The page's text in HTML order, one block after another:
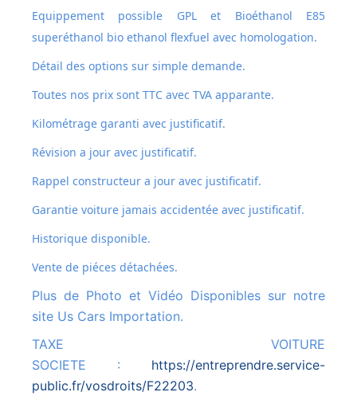
Equippement possible GPL et Bioéthanol E85
superéthanol bio ethanol flexfuel avec homologation.
Détail des options sur simple demande.
Toutes nos prix sont TTC avec TVA apparante.
Kilométrage garanti avec justificatif.
Révision a jour avec justificatif.
Rappel constructeur a jour avec justificatif.
Garantie voiture jamais accidentée avec justificatif.
Historique disponible.
Vente de piéces détachées.
Plus de Photo et Vidéo Disponibles sur notre
site Us Cars Importation.
TAXE VOITURE
SOCIETE : https://entreprendre.service-
public.fr/vosdroits/F22203.